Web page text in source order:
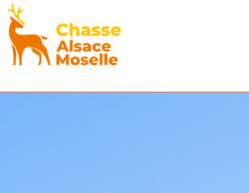
Panneau de gestion des cookies